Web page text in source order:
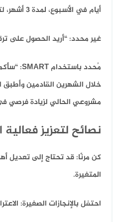
أيام في الأسبوع، لمدة 3 أشهر، لتحسين لياقتي البدنية.”
غير محدد: “أريد الحصول على
مُحدد باستخدام SMART:
خلال الشهرين القادمين
مشروعي الحالي لزيادة فرصي في
نصائح لتعزيز فعالية
كن مرنًا: قد تحتاج إلى تعديل
المتغيرة.
احتفل بالإنجازات الصغيرة: